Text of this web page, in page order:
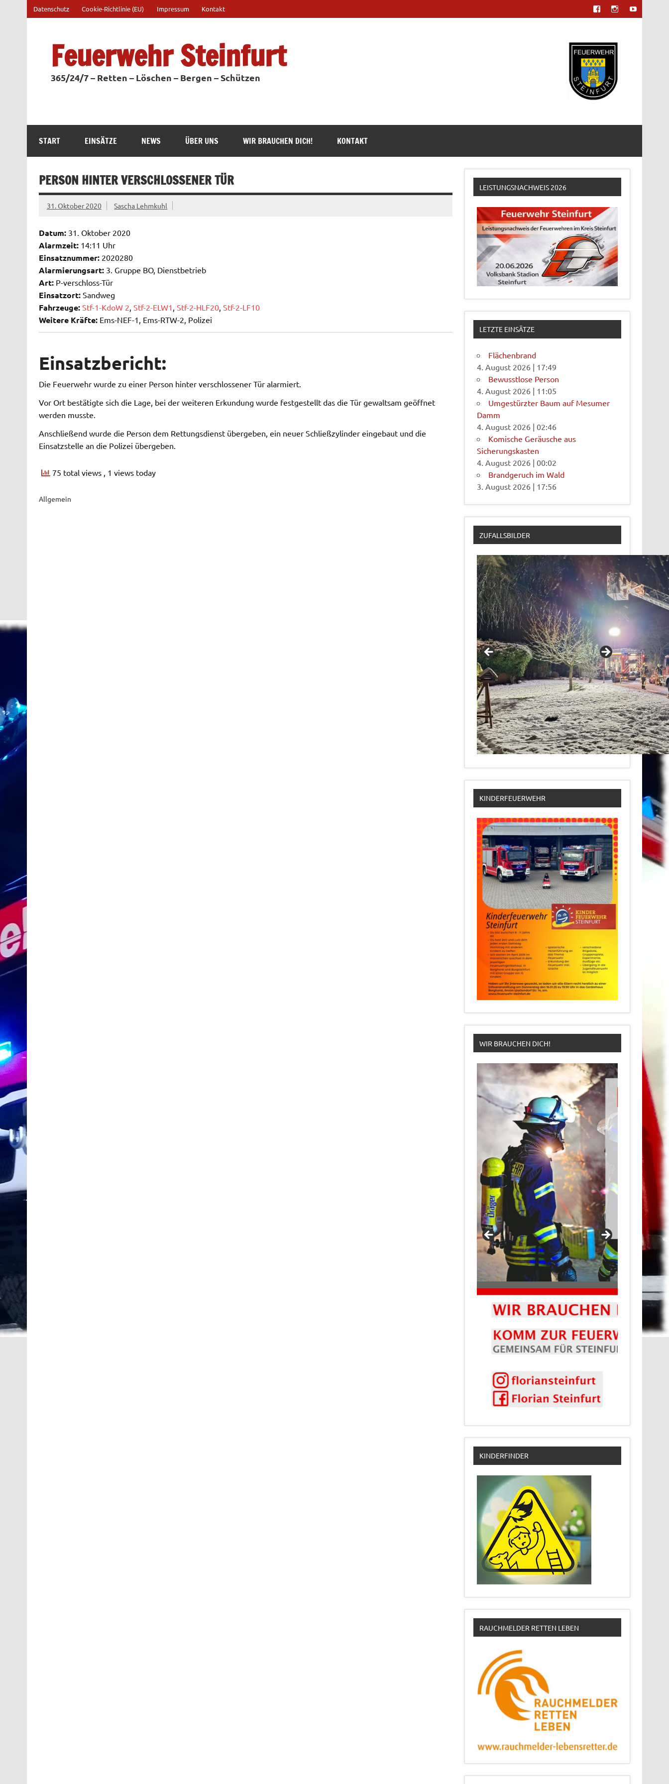
springen
Datenschutz Cookie-Richtlinie (EU) Impressum Kontakt
Feuerwehr Steinfurt
365/24/7 – Retten – Löschen – Bergen – Schützen
START EINSÄTZE NEWS ÜBER UNS WIR BRAUCHEN DICH! KONTAKT
PERSON HINTER VERSCHLOSSENER TÜR
31. Oktober 2020 Sascha Lehmkuhl
Datum:31. Oktober 2020
Alarmzeit:14:11 Uhr
Einsatznummer:2020280
Alarmierungsart:3. Gruppe BO, Dienstbetrieb
Art:P-verschloss-Tür
Einsatzort:Sandweg
Fahrzeuge: Stf-1-KdoW 2, Stf-2-ELW1 , Stf-2-HLF20, Stf-2-LF10
Weitere Kräfte:Ems-NEF-1, Ems-RTW-2, Polizei
Einsatzbericht:
Die Feuerwehr wurde zu einer Person hinter verschlossener Tür alarmiert.
Vor Ort bestätigte sich die Lage, bei der weiteren Erkundung wurde festgestellt das die Tür gewaltsam geöffnet
werden musste.
Anschließend wurde die Person dem Rettungsdienst übergeben, ein neuer Schließzylinder eingebaut und die
Einsatzstelle an die Polizei übergeben.
75 total views , 1 views today
Allgemein
LEISTUNGSNACHWEIS 2026
LETZTE EINSÄTZE
Flächenbrand
4. August 2026 | 17:49
Bewusstlose Person
4. August 2026 | 11:05
Umgestürzter Baum auf Mesumer
Damm
4. August 2026 |02:46
Komische Geräusche aus
Sicherungskasten
4. August 2026 |00:02
Brandgeruch im Wald
3. August 2026 | 17:56
ZUFALLSBILDER
KINDERFEUERWEHR
WIR BRAUCHEN DICH!
KINDERFINDER
RAUCHMELDER RETTEN LEBEN